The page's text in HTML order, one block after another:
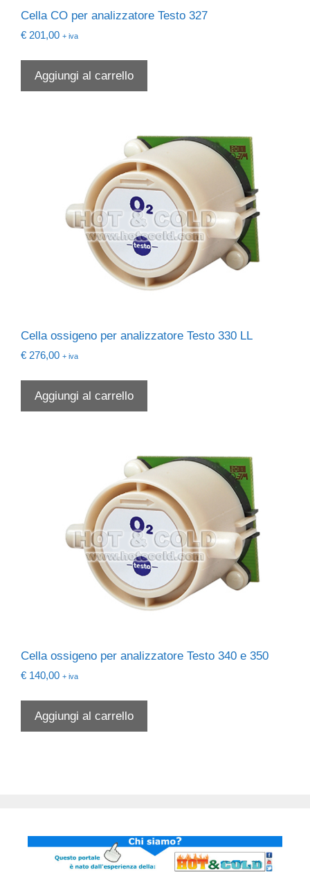
Cella CO per analizzatore Testo 327
€ 201,00 + iva
Aggiungi al carrello
Cella ossigeno per analizzatore Testo 330 LL
€ 276,00 + iva
Aggiungi al carrello
Cella ossigeno per analizzatore Testo 340 e 350
€ 140,00 + iva
Aggiungi al carrello